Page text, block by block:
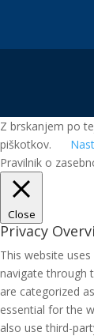
Z brskanjem po
piškotkov.
Pravilnik o
Close
Privacy
This website
navigate through
are categorized
essential for the
also use third-